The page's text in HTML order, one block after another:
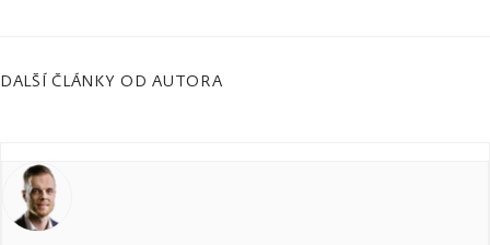
DALŠÍ ČLÁNKY OD AUTORA